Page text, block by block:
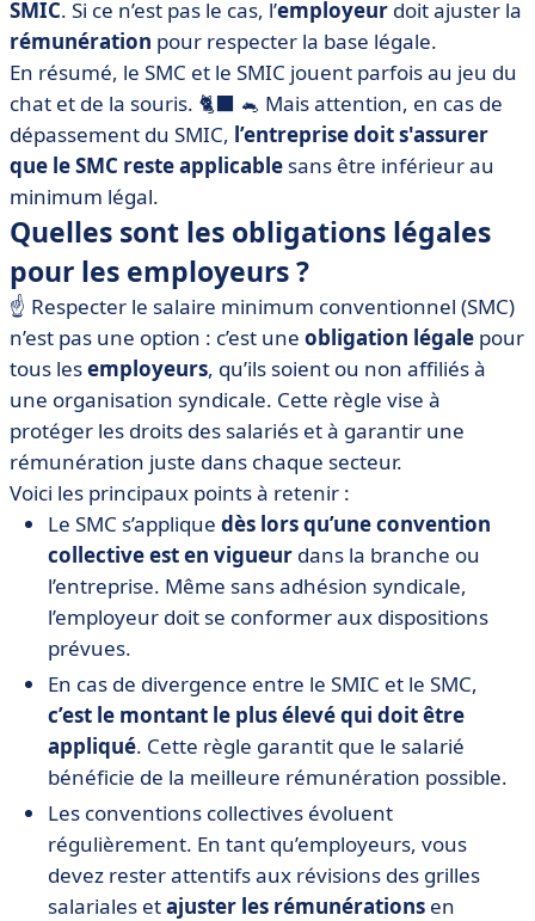
SMIC. Si ce n’est pas le cas, l’employeur doit ajuster la
rémunération pour respecter la base légale.
En résumé, le SMC et le SMIC jouent parfois au jeu du
chat et de la souris. 🐈‍⬛ 🐁 Mais attention, en cas de
dépassement du SMIC, l’entreprise doit s'assurer
que le SMC reste applicable sans être inférieur au
minimum légal.
Quelles sont les obligations légales
pour les employeurs ?
☝️ Respecter le salaire minimum conventionnel (SMC)
n’est pas une option : c’est une obligation légale pour
tous lesemployeurs, qu’ils soient ou non affiliés à
une organisation syndicale. Cette règle vise à
protéger les droits des salariés et à garantir une
rémunération juste dans chaque secteur.
Voici les principaux points à retenir :
Le SMC s’applique dès lors qu’une convention
collective est en vigueur dans la branche ou
l’entreprise. Même sans adhésion syndicale,
l’employeur doit se conformer aux dispositions
prévues.
En cas de divergence entre le SMIC et le SMC,
c’est le montant le plus élevé qui doit être
appliqué. Cette règle garantit que le salarié
bénéficie de la meilleure rémunération possible.
Les conventions collectives évoluent
régulièrement. En tant qu’employeurs, vous
devez rester attentifs aux révisions des grilles
salariales etajuster les rémunérations en